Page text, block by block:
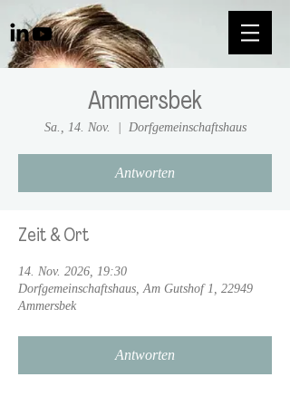
Ammersbek
Sa., 14. Nov. Dorfgemeinschaftshaus
Antworten
Zeit & Ort
14. Nov. 2026, 19:30
Dorfgemeinschaftshaus, Am Gutshof 1, 22949
Ammersbek
Antworten